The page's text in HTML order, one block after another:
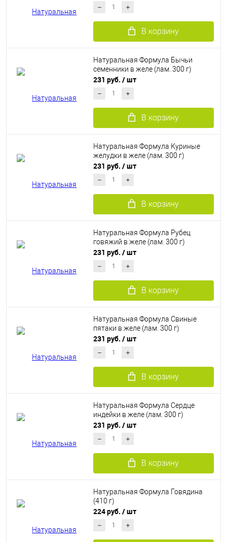
В корзину
Натуральная Формула Бычьи
семенники в желе (лам. 300 г)
231 руб. / шт
В корзину
Натуральная Формула Куриные
желудки в желе (лам. 300 г)
231 руб. / шт
В корзину
Натуральная Формула Рубец
говяжий в желе (лам. 300 г)
231 руб. / шт
В корзину
Натуральная Формула Свиные
пятаки в желе (лам. 300 г)
231 руб. / шт
В корзину
Натуральная Формула Сердце
индейки в желе (лам. 300 г)
231 руб. / шт
В корзину
Натуральная Формула Говядина
(410 г)
224 руб. / шт